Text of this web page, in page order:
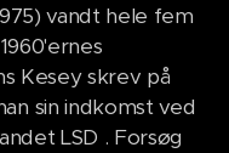
vandt hele fem
Kesey skrev på
sin indkomst ved
LSD . Forsøg